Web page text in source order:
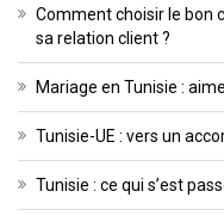
Comment choisir le bon
sa relation client ?
Mariage en Tunisie :
Tunisie-UE : vers un
Tunisie : ce qui s’est